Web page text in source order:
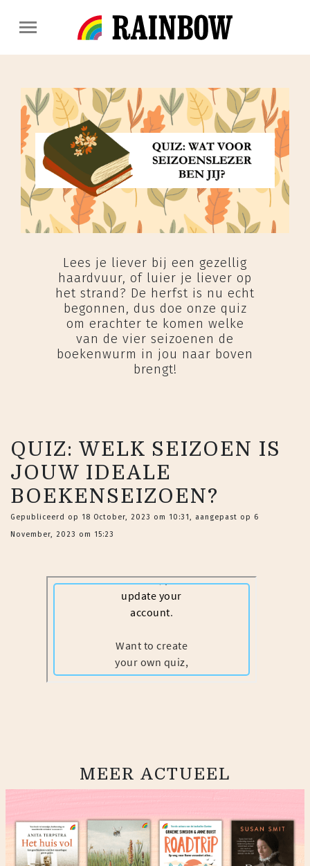
Lees je liever bij een gezellig
haardvuur, of luier je liever op
het strand? De herfst is nu echt
begonnen, dus doe onze quiz
om erachter te komen welke
van de vier seizoenen de
boekenwurm in jou naar boven
brengt!
QUIZ: WELK SEIZOEN IS
JOUW IDEALE
BOEKENSEIZOEN?
Gepubliceerd op 18 October, 2023 om 10:31, aangepast op 6
November, 2023 om 15:23
MEER ACTUEEL